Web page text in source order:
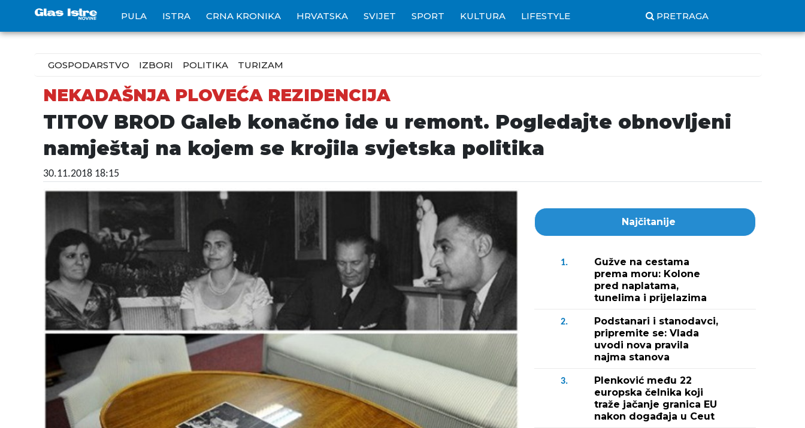
PULA ISTRA CRNA KRONIKA HRVATSKA SVIJET SPORT KULTURA LIFESTYLE PRETRAGA
GOSPODARSTVO IZBORI POLITIKA TURIZAM
NEKADAŠNJA PLOVEĆA REZIDENCIJA
TITOV BROD Galeb konačno ide u remont. Pogledajte obnovljeni
namještaj na kojem se krojila svjetska politika
30.11.2018 18:15
Najčitanije
1.
Gužve na cestama
prema moru: Kolone
pred naplatama,
tunelima i prijelazima
2.
Podstanari i stanodavci,
pripremite se: Vlada
uvodi nova pravila
najma stanova
3.
Plenković među 22
europska čelnika koji
traže jačanje granica EU
nakon događaja u Ceut